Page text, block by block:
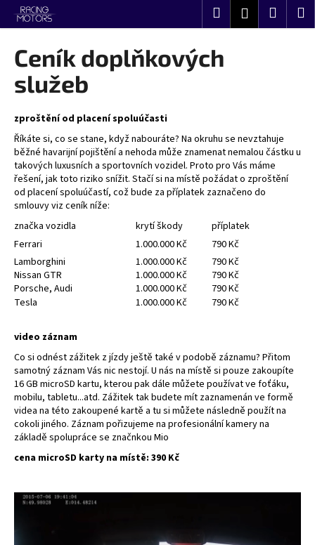
Přejít
obsah
HledatPřihlášení
Ceník doplňkových
služeb
zproštění od placení spoluúčasti
Říkáte si, co se stane, když nabouráte? Na okruhu se nevztahuje
běžné havarijní pojištění a nehoda může znamenat nemalou částku u
takových luxusních a sportovních vozidel. Proto pro Vás máme
řešení, jak toto riziko snížit. Stačí si na místě požádat o zproštění
od placení spoluúčastí, což bude za příplatek zaznačeno do
smlouvy viz ceník níže:
značka vozidla
krytí škody
příplatek
Ferrari
1.000.000 Kč
790 Kč
Lamborghini
1.000.000 Kč
790 Kč
Nissan GTR
1.000.000 Kč
790 Kč
Porsche, Audi
1.000.000 Kč
790 Kč
Tesla
1.000.000 Kč 790 Kč
video záznam
Co si odnést zážitek z jízdy ještě také v podobě záznamu? Přitom
samotný záznam Vás nic nestojí. U nás na místě si pouze zakoupíte
16 GB microSD kartu, kterou pak dále můžete používat ve foťáku,
mobilu, tabletu...atd. Zážitek tak budete mít zaznamenán ve formě
videa na této zakoupené kartě a tu si můžete následně použít na
cokoli jiného. Záznam pořizujeme na profesionální kamery na
základě spolupráce se značnkou Mio
cena microSD karty na místě: 390 Kč
o
C
o
p
o
t
ř
e
b
u
j
e
t
e
a
j
í
t
?